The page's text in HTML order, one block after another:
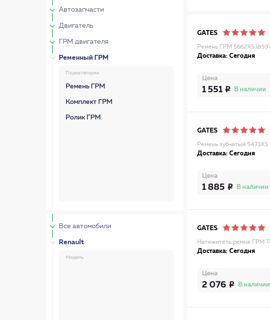
Автозапчасти
Двигатель
ГРМ двигателя
Ременный ГРМ
Подкатегории
Ремень ГРМ
Комплект ГРМ
Ролик ГРМ
Все автомобили
Renault
Модель
GATES
Ремень ГРМ 5662XS
Доставка: Сегодня
Цена
1 551 В наличии
GATES
Ремень зубчатый 5473XS
Доставка: Сегодня
Цена
1 885 В наличии
GATES
Натяжитель ремня ГРМ
Доставка: Сегодня
Цена
2 076 В наличии